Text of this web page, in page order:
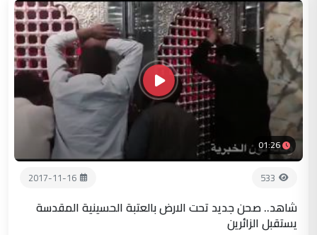
01:26
533
2017-11-16
شاهد.. صحن جديد تحت الارض بالعتبة الحسينية المقدسة
يستقبل الزائرين